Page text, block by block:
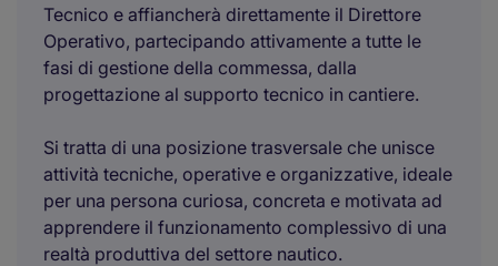
Tecnico e affiancherà direttamente il Direttore
Operativo, partecipando attivamente a tutte le
fasi di gestione della commessa, dalla
progettazione al supporto tecnico in cantiere.
Si tratta di una posizione trasversale che unisce
attività tecniche, operative e organizzative, ideale
per una persona curiosa, concreta e motivata ad
apprendere il funzionamento complessivo di una
realtà produttiva del settore nautico.